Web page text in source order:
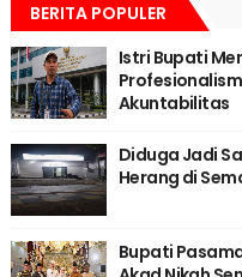
BERITA POPULER
Istri Bupati
Akuntabilitas
Diduga Jadi
Herang di
Bupati